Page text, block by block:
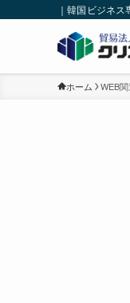
｜韓国ビジネ
ホーム WEB関